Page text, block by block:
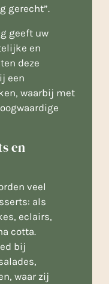
gerecht”.
geeft uw
en
deze
een
waarbij met
en
veel
als
eclairs,
cotta.
bij
waar zij